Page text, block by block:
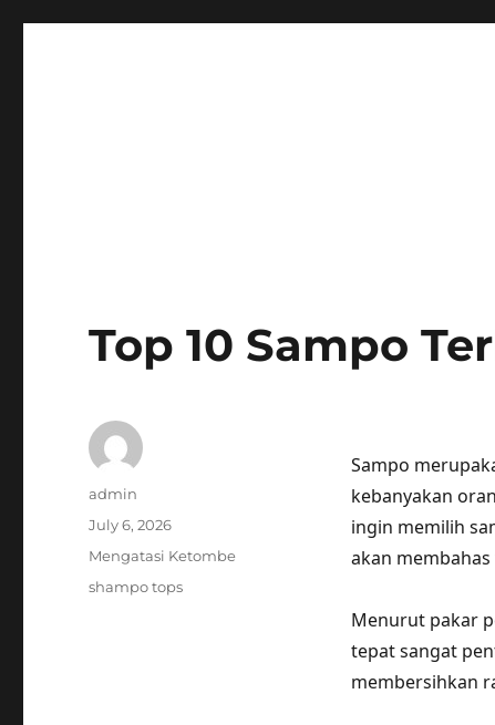
Top 10 Sampo
Sampo
kebanyakan
ingin memilih
akan
Menurut pakar
tepat sangat
membersihkan
Author
admin
Posted
July 6, 2026
Categories
Mengatasi Ketombe
Tags
shampo tops